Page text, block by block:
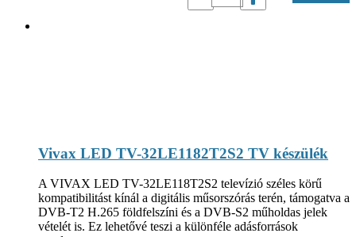
Vivax LED TV-32LE1182T2S2 TV készülék
A VIVAX LED TV-32LE118T2S2 televízió széles körű
kompatibilitást kínál a digitális műsorszórás terén, támogatva a
DVB-T2 H.265 földfelszíni és a DVB-S2 műholdas jelek
vételét is. Ez lehetővé teszi a különféle adásforrások